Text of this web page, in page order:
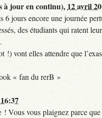
à jour en continu), 12 avril
6 jours encore une journée
des étudiants qui ratent
vont elles attendre que
« fan du rerB »
Vous vous plaignez parce que